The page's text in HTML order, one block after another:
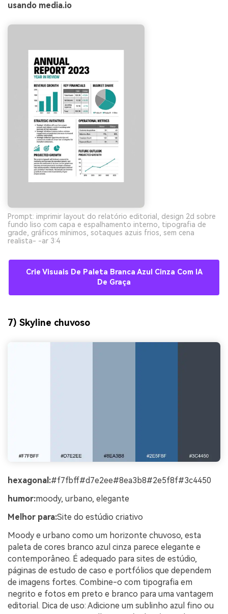
usando media.io
Prompt: imprimir layout do relatório editorial, design 2d sobre
fundo liso com capa e espalhamento interno, tipografia de
grade, gráficos mínimos, sotaques azuis frios, sem cena
realista- -ar 3:4
Crie Visuais De Paleta Branca Azul Cinza Com IA
De Graça
7) Skyline chuvoso
hexagonal:#f7fbff#d7e2ee#8ea3b8#2e5f8f#3c4450
humor:moody, urbano, elegante
Melhor para:Site do estúdio criativo
Moody e urbano como um horizonte chuvoso, esta
paleta de cores branco azul cinza parece elegante e
contemporâneo. É adequado para sites de estúdio,
páginas de estudo de caso e portfólios que dependem
de imagens fortes. Combine-o com tipografia em
negrito e fotos em preto e branco para uma vantagem
editorial. Dica de uso: Adicione um sublinho azul fino ou